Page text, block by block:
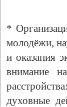
*
молодёжи,
и оказания
внимание
духовные